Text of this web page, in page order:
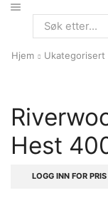
Search
Hjem Ukategorisert
Hest
LOGG INN FOR PRIS